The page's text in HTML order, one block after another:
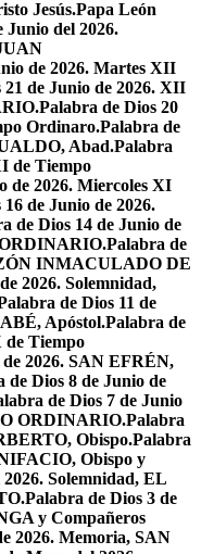
Jesús.Papa León
Junio del 2026.
de 2026. Martes XII
21 de Junio de 2026. XII
Palabra de Dios 20
Ordinaro.Palabra de
Abad.Palabra
de Tiempo
de 2026. Miercoles XI
de Junio de 2026.
de Dios 14 de Junio de
Palabra de
INMACULADO DE
2026. Solemnidad,
de Dios 11 de
Apóstol.Palabra de
de Tiempo
2026. SAN EFRÉN,
de Dios 8 de Junio de
de Dios 7 de Junio
ORDINARIO.Palabra
Obispo.Palabra
Obispo y
Solemnidad, EL
Palabra de Dios 3 de
y Compañeros
2026. Memoria, SAN